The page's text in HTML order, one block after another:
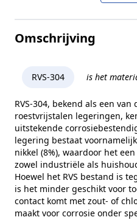
Zelfsluitend
Verstelbaar
Prijs
Lengte
Montage
Hoogte
Omschrijving
RVS-304 is het
RVS-304, bekend als een
roestvrijstalen legeringen,
uitstekende
legering bestaat
nikkel (8%), waardoor het
zowel industriële als
Hoewel het RVS bestand is
is het minder geschikt voor
contact komt met zout- of
maakt voor corrosie onder